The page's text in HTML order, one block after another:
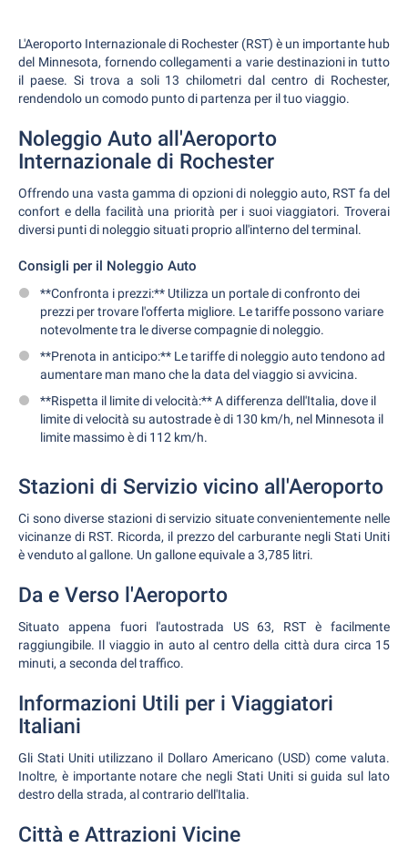
L'Aeroporto Internazionale di Rochester (RST) è un importante hub
del Minnesota, fornendo collegamenti a varie destinazioni in tutto
il paese. Si trova a soli 13 chilometri dal centro di Rochester,
rendendolo un comodo punto di partenza per il tuo viaggio.
Noleggio Auto all'Aeroporto
Internazionale di Rochester
Offrendo una vasta gamma di opzioni di noleggio auto, RST fa del
confort e della facilità una priorità per i suoi viaggiatori. Troverai
diversi punti di noleggio situati proprio all'interno del terminal.
Consigli per il Noleggio Auto
**Confronta i prezzi:** Utilizza un portale di confronto dei
prezzi per trovare l'offerta migliore. Le tariffe possono variare
notevolmente tra le diverse compagnie di noleggio.
**Prenota in anticipo:** Le tariffe di noleggio auto tendono ad
aumentare man mano che la data del viaggio si avvicina.
**Rispetta il limite di velocità:** A differenza dell'Italia, dove il
limite di velocità su autostrade è di 130 km/h, nel Minnesota il
limite massimo è di 112 km/h.
Stazioni di Servizio vicino all'Aeroporto
Ci sono diverse stazioni di servizio situate convenientemente nelle
vicinanze di RST. Ricorda, il prezzo del carburante negli Stati Uniti
è venduto al gallone. Un gallone equivale a 3,785 litri.
Da e Verso l'Aeroporto
Situato appena fuori l'autostrada US 63, RST è facilmente
raggiungibile. Il viaggio in auto al centro della città dura circa 15
minuti, a seconda del traffico.
Informazioni Utili per i Viaggiatori
Italiani
Gli Stati Uniti utilizzano il Dollaro Americano (USD) come valuta.
Inoltre, è importante notare che negli Stati Uniti si guida sul lato
destro della strada, al contrario dell'Italia.
Città e Attrazioni Vicine